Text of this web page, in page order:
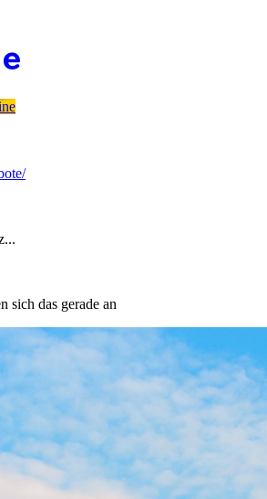
/
sich das gerade an